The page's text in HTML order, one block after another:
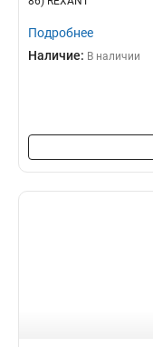
Подробнее
Наличие: В наличии